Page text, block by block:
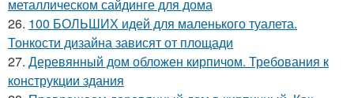
металлическом сайдинге для дома
26. 100 БОЛЬШИХ идей для маленького туалета.
Тонкости дизайна зависят от площади
27. Деревянный дом обложен кирпичом. Требования к
конструкции здания